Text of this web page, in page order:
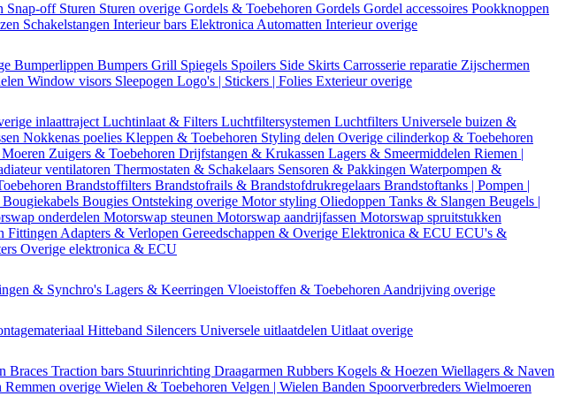
Snap-off Sturen Sturen overige Gordels & Toebehoren Gordels Gordel accessoires Pookknoppen
Schakelstangen Interieur bars Elektronica Automatten Interieur overige
Bumperlippen Bumpers Grill Spiegels Spoilers Side Skirts Carrosserie reparatie Zijschermen
Window visors Sleepogen Logo's | Stickers | Folies Exterieur overige
inlaattraject Luchtinlaat & Filters Luchtfiltersystemen Luchtfilters Universele buizen &
Nokkenas poelies Kleppen & Toebehoren Styling delen Overige cilinderkop & Toebehoren
Zuigers & Toebehoren Drijfstangen & Krukassen Lagers & Smeermiddelen Riemen |
ventilatoren Thermostaten & Schakelaars Sensoren & Pakkingen Waterpompen &
Brandstoffilters Brandstofrails & Brandstofdrukregelaars Brandstoftanks | Pompen |
Bougiekabels Bougies Ontsteking overige Motor styling Oliedoppen Tanks & Slangen Beugels |
onderdelen Motorswap steunen Motorswap aandrijfassen Motorswap spruitstukken
Fittingen Adapters & Verlopen Gereedschappen & Overige Elektronica & ECU ECU's &
Overige elektronica & ECU
& Synchro's Lagers & Keerringen Vloeistoffen & Toebehoren Aandrijving overige
Hitteband Silencers Universele uitlaatdelen Uitlaat overige
Braces Traction bars Stuurinrichting Draagarmen Rubbers Kogels & Hoezen Wiellagers & Naven
Remmen overige Wielen & Toebehoren Velgen | Wielen Banden Spoorverbreders Wielmoeren